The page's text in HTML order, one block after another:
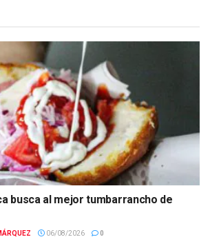
busca al mejor tumbarrancho de
06/08/2026 0